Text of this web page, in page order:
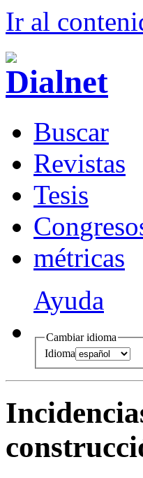
Ir al conteni
Buscar
Revistas
Tesis
Con
métricas
Ayuda
Cambiar idioma
Idioma